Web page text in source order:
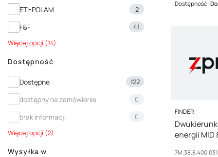
ETI-POLAM 2
F&F
41
Więcej opcji (14)
Dostępność
Dostępność
Dostępne 122
dostępny na zamówienie 0
brak informacji
0
Więcej opcji (2)
Wysyłka w
Dostępność:
PRODUCENT
FINDER
energii MID
Kod producenta